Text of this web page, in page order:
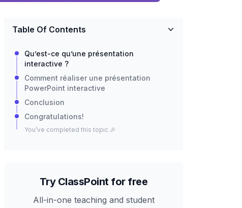
Table Of Contents
Qu’est-ce qu’une présentation
interactive ?
Comment réaliser une présentation
PowerPoint interactive
Conclusion
Congratulations!
You’ve completed this topic 🎉
Try ClassPoint for free
All-in-one teaching and student